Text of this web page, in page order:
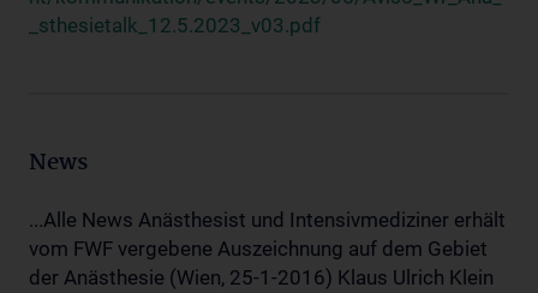
_sthesietalk_12.5.2023_v03.pdf
News
...Alle News Anästhesist und Intensivmediziner erhält
vom FWF vergebene Auszeichnung auf dem Gebiet
der Anästhesie (Wien, 25-1-2016) Klaus Ulrich Klein